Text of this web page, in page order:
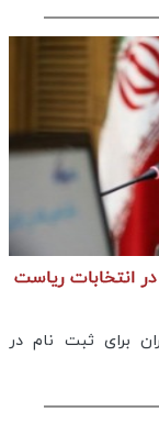
انتخابات ریاست
برای ثبت نام در